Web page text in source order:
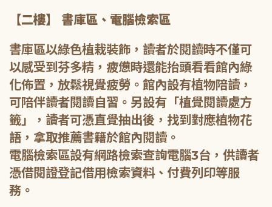
【二樓】 書庫區、電腦檢索區
書庫區以綠色植栽裝飾，讀者於閱讀時不僅可
以感受到芬多精，疲憊時還能抬頭看看館內綠
化佈置，放鬆視覺疲勞。館內設有植物陪讀，
可陪伴讀者閱讀自習。另設有「植覺閱讀處方
籤」，讀者可憑直覺抽出後，找到對應植物花
語，拿取推薦書籍於館內閱讀。
電腦檢索區設有網路檢索查詢電腦3台，供讀者
憑借閱證登記借用檢索資料、付費列印等服
務。